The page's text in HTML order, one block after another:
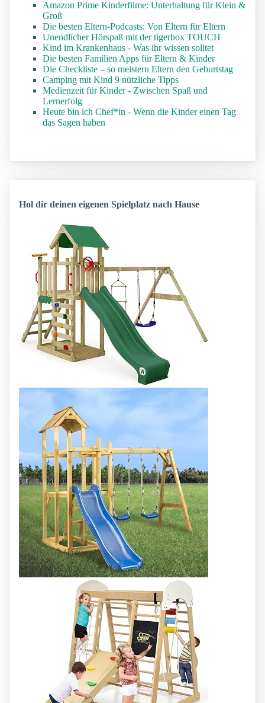
Amazon Prime Kinderfilme: Unterhaltung für Klein &
Groß
Die besten Eltern-Podcasts: Von Eltern für Eltern
Unendlicher Hörspaß mit der tigerbox TOUCH
Kind im Krankenhaus - Was ihr wissen solltet
Die besten Familien Apps für Eltern & Kinder
Die Checkliste – so meistern Eltern den Geburtstag
Camping mit Kind 9 nützliche Tipps
Medienzeit für Kinder - Zwischen Spaß und
Lernerfolg
Heute bin ich Chef*in - Wenn die Kinder einen Tag
das Sagen haben
Hol dir deinen eigenen Spielplatz nach Hause